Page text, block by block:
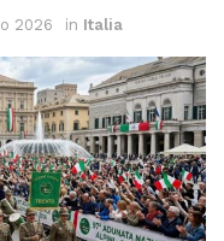
2026 in Italia